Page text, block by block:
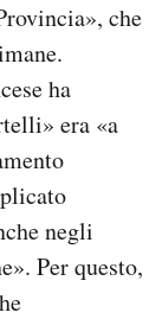
che
ha
era «a
negli
Per questo,